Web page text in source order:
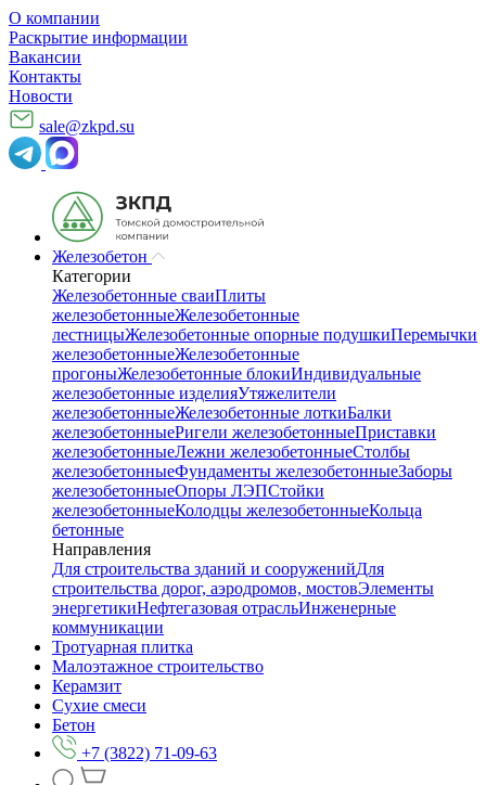
О компании
Раскрытие информации
Вакансии
Контакты
Новости
sale@zkpd.su
Железобетон
Категории
Железобетонные сваиПлиты
железобетонныеЖелезобетонные
лестницыЖелезобетонные опорные подушкиПеремычки
железобетонныеЖелезобетонные
прогоныЖелезобетонные блокиИндивидуальные
железобетонные изделияУтяжелители
железобетонныеЖелезобетонные лоткиБалки
железобетонныеРигели железобетонныеПриставки
железобетонныеЛежни железобетонныеСтолбы
железобетонныеФундаменты железобетонныеЗаборы
железобетонныеОпоры ЛЭПСтойки
железобетонныеКолодцы железобетонныеКольца
бетонные
Направления
Для строительства зданий и сооруженийДля
строительства дорог, аэродромов, мостовЭлементы
энергетикиНефтегазовая отрасльИнженерные
коммуникации
Тротуарная плитка
Малоэтажное строительство
Керамзит
Сухие смеси
Бетон
+7 (3822) 71-09-63